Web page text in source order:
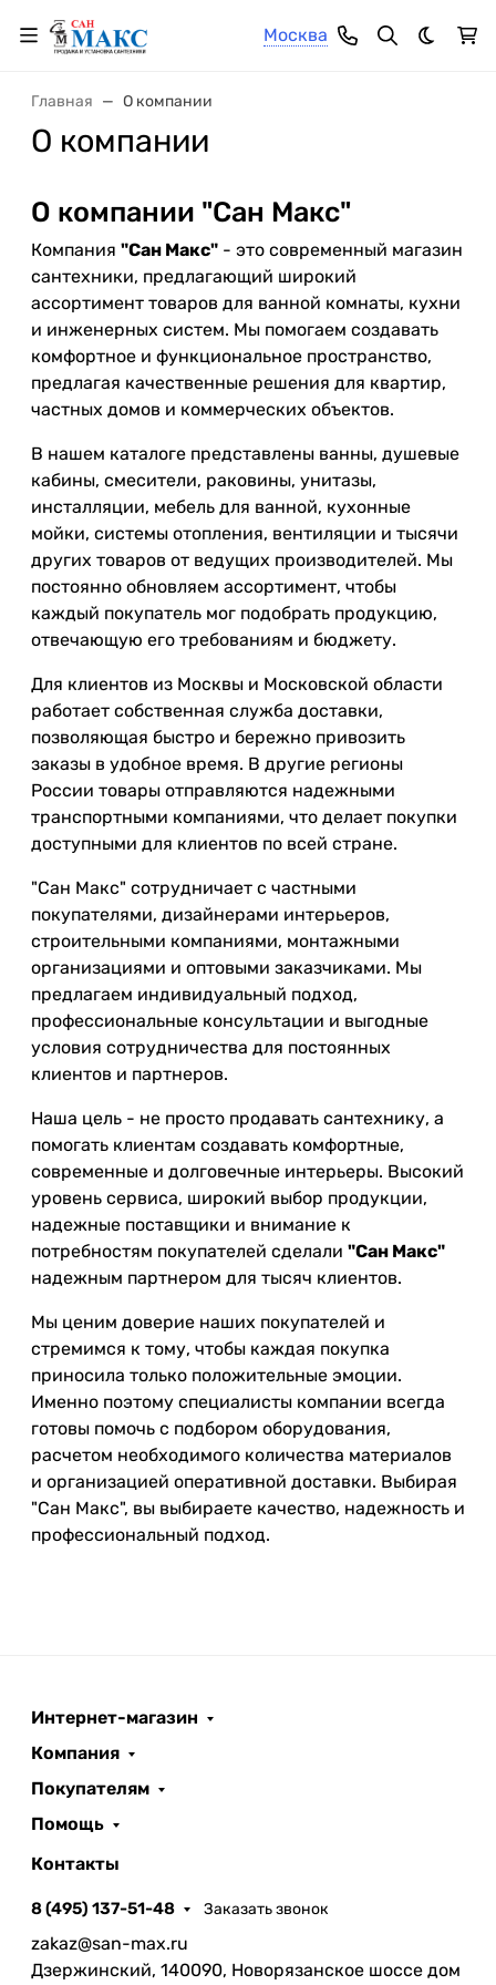
Москва
Темная
Главная О компании
О компании
О компании "Сан Макс"
Компания "Сан Макс" - это современный магазин
сантехники, предлагающий широкий
ассортимент товаров для ванной комнаты, кухни
и инженерных систем. Мы помогаем создавать
комфортное и функциональное пространство,
предлагая качественные решения для квартир,
частных домов и коммерческих объектов.
В нашем каталоге представлены ванны, душевые
кабины, смесители, раковины, унитазы,
инсталляции, мебель для ванной, кухонные
мойки, системы отопления, вентиляции и тысячи
других товаров от ведущих производителей. Мы
постоянно обновляем ассортимент, чтобы
каждый покупатель мог подобрать продукцию,
отвечающую его требованиям и бюджету.
Для клиентов из Москвы и Московской области
работает собственная служба доставки,
позволяющая быстро и бережно привозить
заказы в удобное время. В другие регионы
России товары отправляются надежными
транспортными компаниями, что делает покупки
доступными для клиентов по всей стране.
"Сан Макс" сотрудничает с частными
покупателями, дизайнерами интерьеров,
строительными компаниями, монтажными
организациями и оптовыми заказчиками. Мы
предлагаем индивидуальный подход,
профессиональные консультации и выгодные
условия сотрудничества для постоянных
клиентов и партнеров.
Наша цель - не просто продавать сантехнику, а
помогать клиентам создавать комфортные,
современные и долговечные интерьеры. Высокий
уровень сервиса, широкий выбор продукции,
надежные поставщики и внимание к
потребностям покупателей сделали "Сан Макс"
надежным партнером для тысяч клиентов.
Мы ценим доверие наших покупателей и
стремимся к тому, чтобы каждая покупка
приносила только положительные эмоции.
Именно поэтому специалисты компании всегда
готовы помочь с подбором оборудования,
расчетом необходимого количества материалов
и организацией оперативной доставки. Выбирая
"Сан Макс", вы выбираете качество, надежность и
профессиональный подход.
Интернет-магазин
Компания
Покупателям
Помощь
Контакты
8 (495) 137-51-48 Заказать звонок
zakaz@san-max.ru
Дзержинский, 140090, Новорязанское шоссе дом